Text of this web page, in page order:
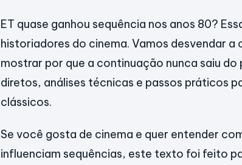
ET quase ganhou sequência nos anos 80?
historiadores do cinema. Vamos desvendar
mostrar por que a continuação nunca saiu
diretos, análises técnicas e passos práticos
clássicos.
Se você gosta de cinema e quer entender
influenciam sequências, este texto foi feito